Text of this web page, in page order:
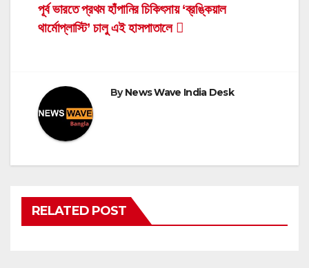
Post
navigation
পূর্ব ভারতে প্রথম হাঁপানির চিকিৎসায় ‘ব্রঙ্কিয়াল
থার্মোপ্লাস্টি’ চালু এই হাসপাতালে
ByNews Wave India Desk
RELATED POST